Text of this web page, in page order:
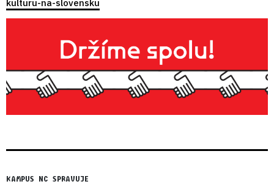
kulturu-na-slovensku
KAMPUS NC SPRAVUJE